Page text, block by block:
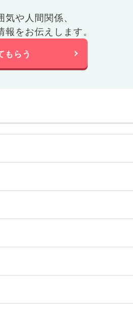
気や人間関係、
をお伝えします。
もらう